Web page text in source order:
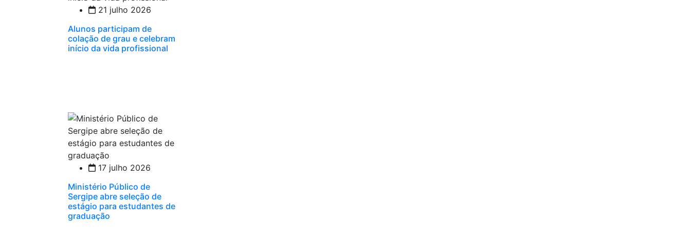
21 julho 2026
Alunos participam de
colação de grau e celebram
início da vida profissional
17 julho 2026
Ministério Público de
Sergipe abre seleção de
estágio para estudantes de
graduação